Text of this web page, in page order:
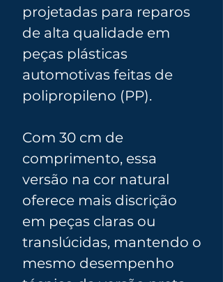
projetadas para reparos
de alta qualidade em
peças plásticas
automotivas feitas de
polipropileno (PP).
Com 30 cm de
comprimento, essa
versão na cor natural
oferece mais discrição
em peças claras ou
translúcidas, mantendo o
mesmo desempenho